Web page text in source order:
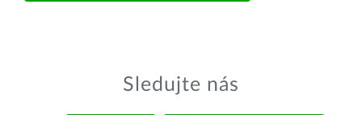
Sledujte nás